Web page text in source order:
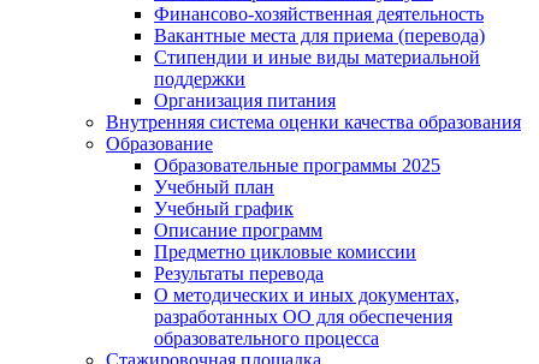
Финансово-хозяйственная деятельность
Вакантные места для приема (перевода)
Стипендии и иные виды материальной
поддержки
Организация питания
Внутренняя система оценки качества образования
Образование
Образовательные программы 2025
Учебный план
Учебный график
Описание программ
Предметно цикловые комиссии
Результаты перевода
О методических и иных документах,
разработанных ОО для обеспечения
образовательного процесса
Стажировочная площадка